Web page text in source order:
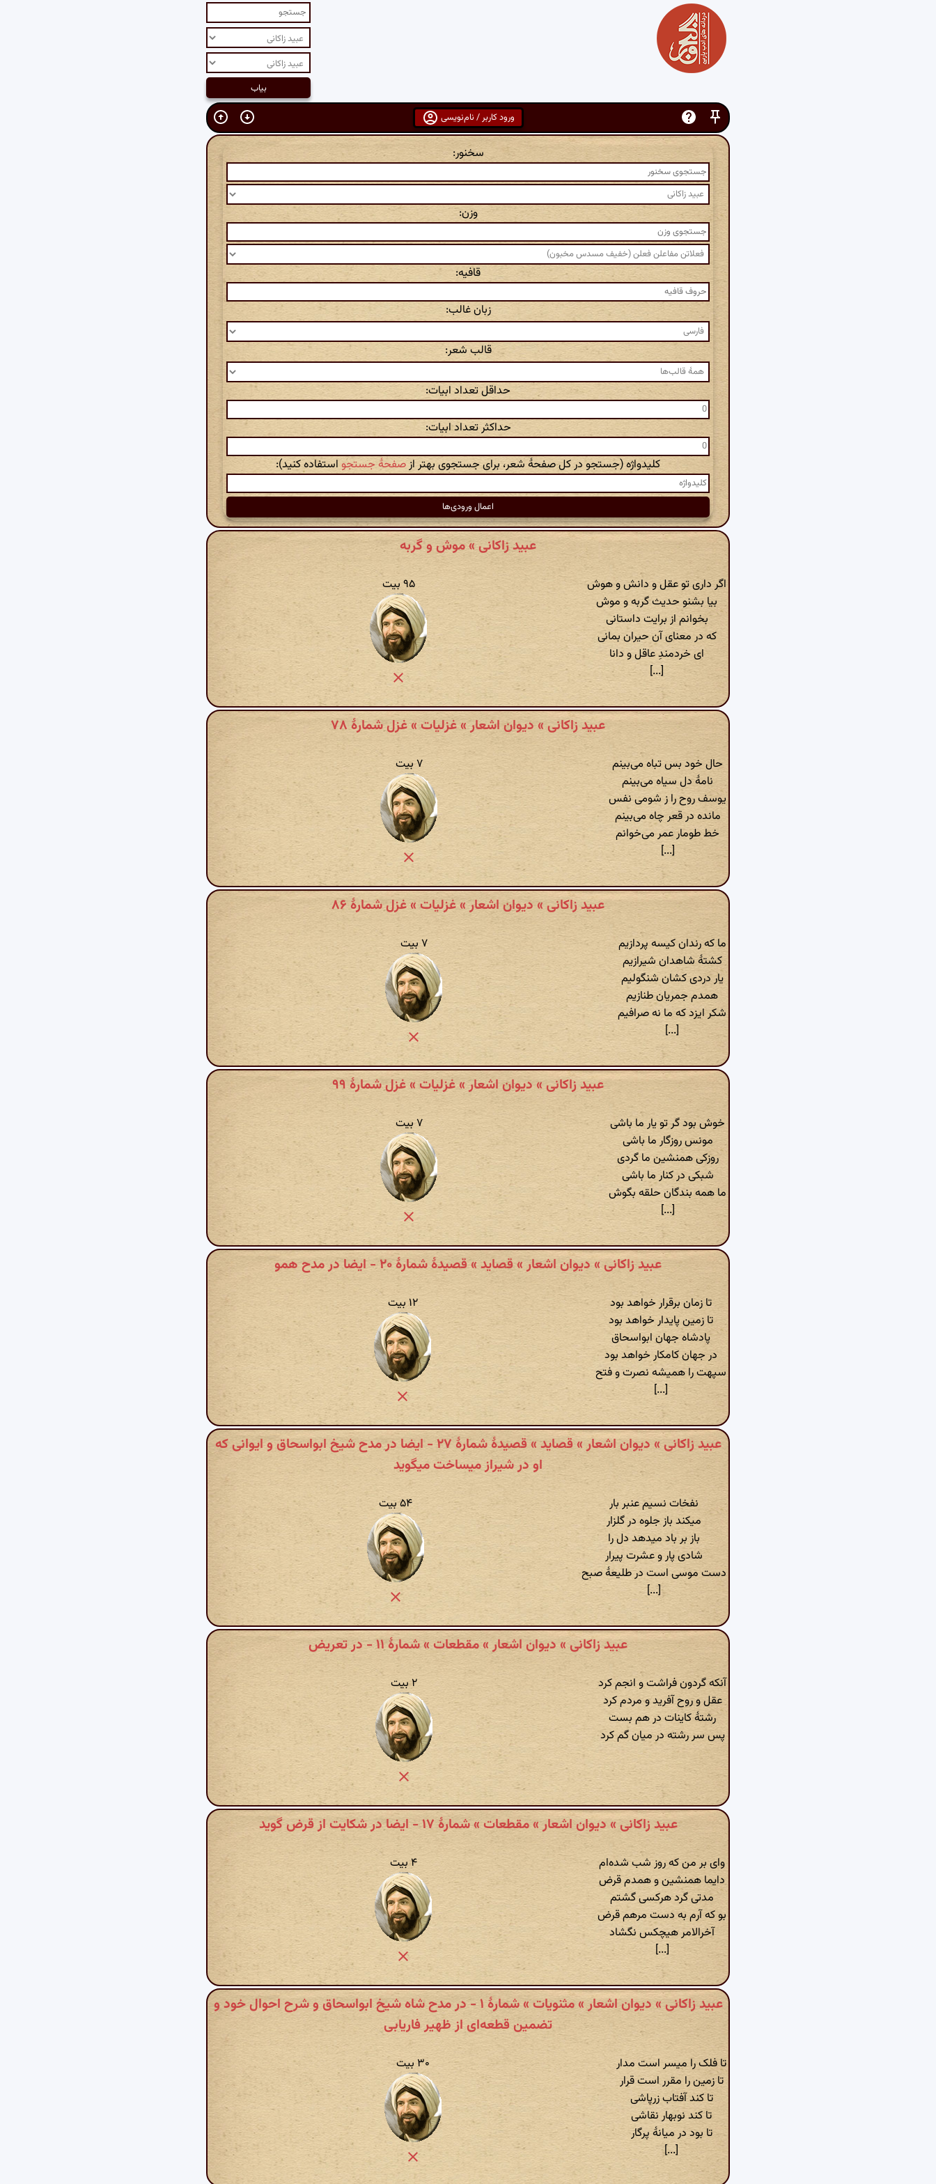
ورود کاربر / نام‌نویسی
سخنور:
وزن:
قافیه:
زبان غالب:
قالب شعر:
حداقل تعداد ابیات:
حداکثر تعداد ابیات:
کلیدواژه (جستجو در کل صفحهٔ شعر، برای جستجوی بهتر ازصفحهٔ جستجو استفاده کنید):
عبید زاکانی » موش و گربه
اگر داری تو عقل و دانش و هوش
بیا بشنو حدیث گربه و موش
بخوانم از برایت داستانی
که در معنای آن حیران بمانی
ای خردمندِ عاقل و دانا
[...]
۹۵ بیت
عبید زاکانی » دیوان اشعار » غزلیات » غزل شمارهٔ ۷۸
حال خود بس تباه می‌بینم
نامهٔ دل سیاه می‌بینم
یوسف روح را ز شومی نفس
مانده در قعر چاه می‌بینم
خط طومار عمر می‌خوانم
[...]
۷ بیت
عبید زاکانی » دیوان اشعار » غزلیات » غزل شمارهٔ ۸۶
ما که رندان کیسه پردازیم
کشتهٔ شاهدان شیرازیم
یار دردی کشان شنگولیم
همدم جمریان طنازیم
شکر ایزد که ما نه صرافیم
[...]
۷ بیت
عبید زاکانی » دیوان اشعار » غزلیات » غزل شمارهٔ ۹۹
خوش بود گر تو یار ما باشی
مونس روزگار ما باشی
روزکی همنشین ما گردی
شبکی در کنار ما باشی
ما همه بندگان حلقه بگوش
[...]
۷ بیت
عبید زاکانی » دیوان اشعار » قصاید » قصیدهٔ شمارهٔ ۲۰ - ایضا در مدح همو
تا زمان برقرار خواهد بود
تا زمین پایدار خواهد بود
پادشاه جهان ابواسحاق
در جهان کامکار خواهد بود
سپهت را همیشه نصرت و فتح
[...]
۱۲ بیت
عبید زاکانی » دیوان اشعار » قصاید » قصیدهٔ شمارهٔ ۲۷ - ایضا در مدح شیخ ابواسحاق و ایوانی که
او در شیراز میساخت میگوید
نفخات نسیم عنبر بار
میکند باز جلوه در گلزار
باز بر باد میدهد دل را
شادی پار و عشرت پیرار
دست موسی است در طلیعهٔ صبح
[...]
۵۴ بیت
عبید زاکانی » دیوان اشعار » مقطعات » شمارهٔ ۱۱ - در تعریض
آنکه گردون فراشت و انجم کرد
عقل و روح آفرید و مردم کرد
رشتهٔ کاینات در هم بست
پس سر رشته در میان گم کرد
۲ بیت
عبید زاکانی » دیوان اشعار » مقطعات » شمارهٔ ۱۷ - ایضا در شکایت از قرض گوید
وای بر من که روز شب شده‌ام
دایما همنشین و همدم قرض
مدتی گرد هرکسی گشتم
بو که آرم به دست مرهم قرض
آخرالامر هیچکس نگشاد
[...]
۴ بیت
عبید زاکانی » دیوان اشعار » مثنویات » شمارهٔ ۱ - در مدح شاه شیخ ابواسحاق و شرح احوال خود و
تضمین قطعه‌ای از ظهیر فاریابی
تا فلک را میسر است مدار
تا زمین را مقرر است قرار
تا کند آفتاب زرپاشی
تا کند نوبهار نقاشی
تا بود در میانهٔ پرگار
[...]
۳۰ بیت